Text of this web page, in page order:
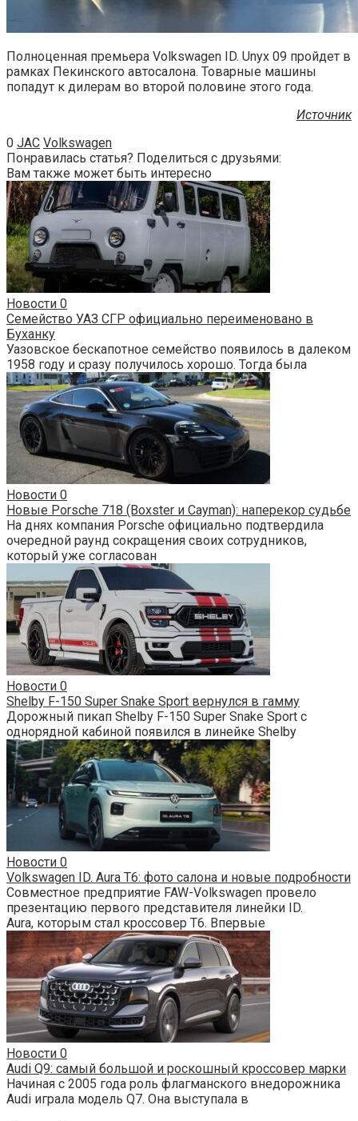
Полноценная премьера Volkswagen ID. Unyx 09 пройдет в
рамках Пекинского автосалона. Товарные машины
попадут к дилерам во второй половине этого года.
Источник
0 JAC Volkswagen
Понравилась статья? Поделиться с друзьями:
Вам также может быть интересно
Новости 0
Семейство УАЗ СГР официально переименовано в
Буханку
Уазовское бескапотное семейство появилось в далеком
1958 году и сразу получилось хорошо. Тогда была
Новости 0
Новые Porsche 718 (Boxster и Cayman): наперекор судьбе
На днях компания Porsche официально подтвердила
очередной раунд сокращения своих сотрудников,
который уже согласован
Новости 0
Shelby F-150 Super Snake Sport вернулся в гамму
Дорожный пикап Shelby F-150 Super Snake Sport с
однорядной кабиной появился в линейке Shelby
Новости 0
Volkswagen ID. Aura T6: фото салона и новые подробности
Совместное предприятие FAW-Volkswagen провело
презентацию первого представителя линейки ID.
Aura, которым стал кроссовер T6. Впервые
Новости 0
Audi Q9: самый большой и роскошный кроссовер марки
Начиная с 2005 года роль флагманского внедорожника
Audi играла модель Q7. Она выступала в